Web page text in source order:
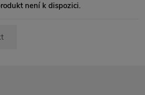
není k dispozici.